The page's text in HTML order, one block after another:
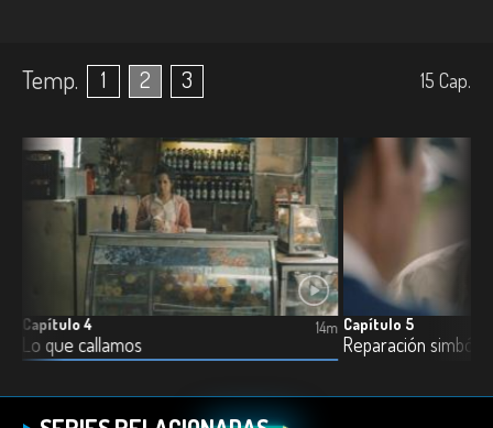
Temp. 1 2 3 15 Cap.
Capítulo 4
Lo que callamos
14m Capítulo 5
Reparación